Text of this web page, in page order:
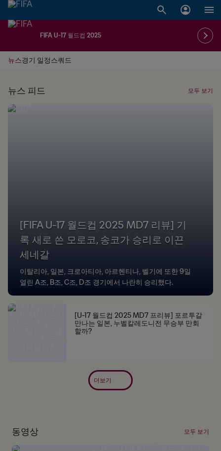
FIFA U-17 월드컵 2025
뉴스경기 일정스쿼드
뉴스 피드 모두 보기
[FIFA U-17 월드컵 2025 MD7 리뷰] 기
록 새로 쓴 모로코, 송코가 승리로 이끈
세네갈
이탈리아, 일본, 크로아티아, 아르헨티나, 벨기에 또한 9일
열린 A조, B조, C조, D조 경기에서 나란히 승리했다.
[U-17 월드컵 2025 MD7 프리뷰] 포르투갈
만나는 일본, 누벨칼레도니전 무승부 만회
할까?
더보기
동영상 모두 보기